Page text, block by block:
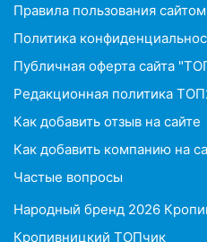
Правила пользования сайтом
Политика
Публичная оферта сайта
Редакционная политика
Как добавить отзыв на сайте
Как добавить компанию на
Частые вопросы
Народный бренд 2026
Кропивницкий ТОПчик